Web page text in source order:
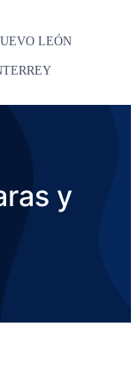
LEÓN
y